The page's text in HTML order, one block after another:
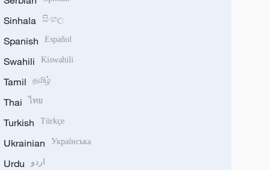
Sinhala සිංහල
Spanish Español
Swahili Kiswahili
Tamil தமிழ்
Thai ไทย
Turkish Türkçe
Ukrainian Українська
Urdu اردو